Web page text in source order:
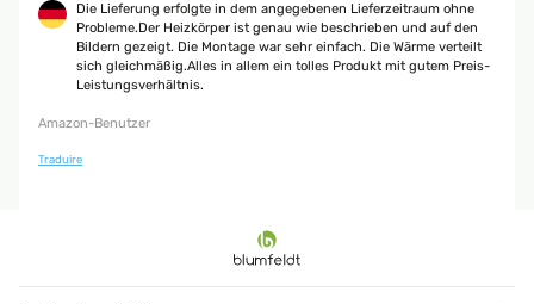
Die Lieferung erfolgte in dem angegebenen Lieferzeitraum ohne
Probleme.Der Heizkörper ist genau wie beschrieben und auf den
Bildern gezeigt. Die Montage war sehr einfach. Die Wärme verteilt
sich gleichmäßig.Alles in allem ein tolles Produkt mit gutem Preis-
Leistungsverhältnis.
Amazon-Benutzer
Traduire